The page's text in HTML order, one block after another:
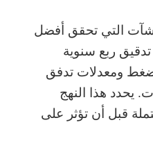
التي تحقق أفضل
تدقيق ربع سنوية
ومعدلات تدفق
يحدد هذا النهج
قبل أن تؤثر على